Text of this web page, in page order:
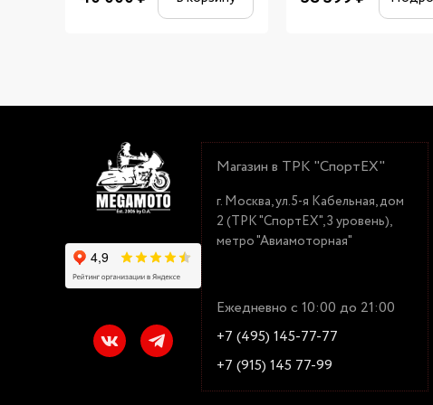
Магазин в ТРК "СпортЕХ"
г. Москва, ул.5-я Кабельная, дом
2 (ТРК "СпортЕХ", 3 уровень),
метро "Авиамоторная"
Ежедневно с 10:00 до 21:00
+7 (495) 145-77-77
+7 (915) 145 77-99